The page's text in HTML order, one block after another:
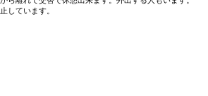
ています。